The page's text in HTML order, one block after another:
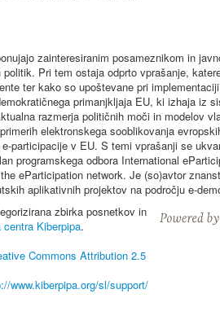
zainteresiranim posameznikom in
Pri tem ostaja odprto vprašanje,
ter kako so upoštevane pri
primanjkljaja EU, ki izhaja iz
razmerja političnih moči in modelov
elektronskega sooblikovanja
participacije v EU. S temi vprašanji se
programskega odbora International
eParticipation network. Je (so)avtor
aplikativnih projektov na področju e-
zbirka posnetkov in
Kiberpipa.
Commons Attribution 2.5
www.kiberpipa.org/sl/support/